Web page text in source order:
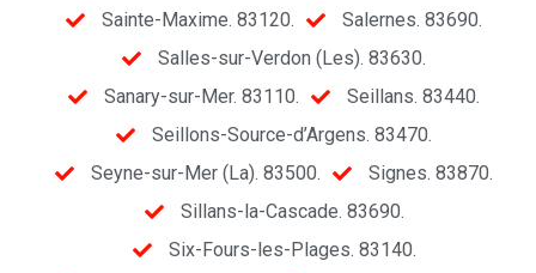
Sainte-Maxime. 83120.
Salernes. 83690.
Salles-sur-Verdon (Les). 83630.
Sanary-sur-Mer. 83110.
Seillans. 83440.
Seillons-Source-d’Argens. 83470.
Seyne-sur-Mer (La). 83500.
Signes. 83870.
Sillans-la-Cascade. 83690.
Six-Fours-les-Plages. 83140.